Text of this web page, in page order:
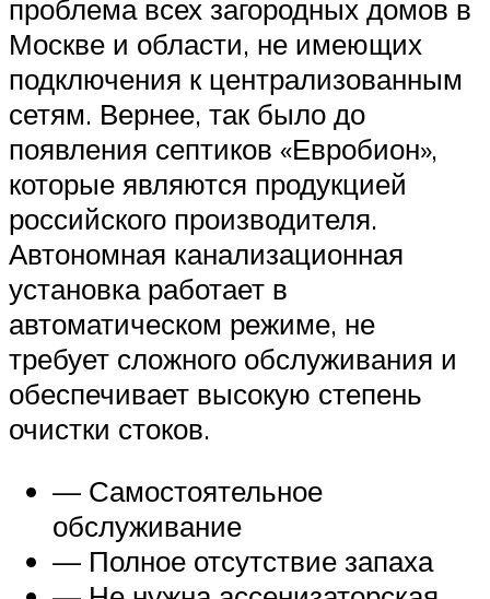
проблема всех загородных домов в
Москве и области, не имеющих
подключения к централизованным
сетям. Вернее, так было до
появления септиков «Евробион»,
которые являются продукцией
российского производителя.
Автономная канализационная
установка работает в
автоматическом режиме, не
требует сложного обслуживания и
обеспечивает высокую степень
очистки стоков.
— Самостоятельное
обслуживание
— Полное отсутствие запаха